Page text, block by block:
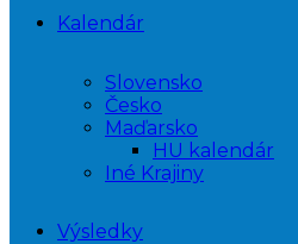
Kalendár
Slovensko
Česko
Maďarsko
HU kalendár
Iné Krajiny
Výsledky